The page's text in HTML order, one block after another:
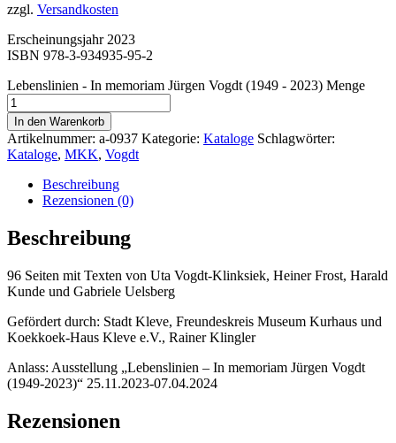
zzgl. Versandkosten
Erscheinungsjahr 2023
ISBN 978-3-934935-95-2
Lebenslinien - In memoriam Jürgen Vogdt (1949 - 2023) Menge
In den Warenkorb
Artikelnummer: a-0937 Kategorie: Kataloge Schlagwörter:
Kataloge, MKK, Vogdt
Beschreibung
Rezensionen (0)
Beschreibung
96 Seiten mit Texten von Uta Vogdt-Klinksiek, Heiner Frost, Harald
Kunde und Gabriele Uelsberg
Gefördert durch: Stadt Kleve, Freundeskreis Museum Kurhaus und
Koekkoek-Haus Kleve e.V., Rainer Klingler
Anlass: Ausstellung „Lebenslinien – In memoriam Jürgen Vogdt
(1949-2023)“ 25.11.2023-07.04.2024
Rezensionen